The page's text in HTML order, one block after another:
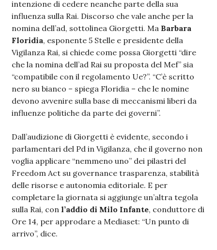
intenzione di cedere neanche parte della sua
influenza sulla Rai. Discorso che vale anche per la
nomina dell’ad, sottolinea Giorgetti. Ma Barbara
Floridia, esponente 5 Stelle e presidente della
Vigilanza Rai, si chiede come possa Giorgetti “dire
che la nomina dell’ad Rai su proposta del Mef” sia
“compatibile con il regolamento Ue?”. “C’è scritto
nero su bianco – spiega Floridia – che le nomine
devono avvenire sulla base di meccanismi liberi da
influenze politiche da parte dei governi”.
Dall’audizione di Giorgetti è evidente, secondo i
parlamentari del Pd in Vigilanza, che il governo non
voglia applicare “nemmeno uno” dei pilastri del
Freedom Act su governance trasparenza, stabilità
delle risorse e autonomia editoriale. E per
completare la giornata si aggiunge un’altra tegola
sulla Rai, con l’addio di Milo Infante, conduttore di
Ore 14, per approdare a Mediaset: “Un punto di
arrivo”, dice.